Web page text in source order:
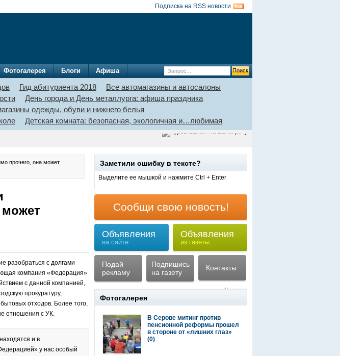
Подписка на RSS новости
Фотогалерея Блоги Афиша
Гид абитуриента 2018
Все автомагазины и автосалоны
День города и День металлурга: афиша праздника
одежды, обуви и нижнего белья
Детская комната: безопасная, экологичная и…любимая
прочего, она может
разобраться с долгами
компания «Федерация»
с данной компанией,
прокуратуру,
отходов. Более того,
отношения с УК.
и в
у нас особый
Заметили ошибку в тексте?
Выделите ее мышкой и нажмите Ctrl + Enter
Сообщи свою новость!
Объявления
на сайте
Объявления
из газеты
Подай
рекламу
Подпишись
на газету
Контакты
Реклама
Фотогалерея
В Серове митинг против
пенсионной реформы прошел
в стороне от «лишних глаз»
(0)